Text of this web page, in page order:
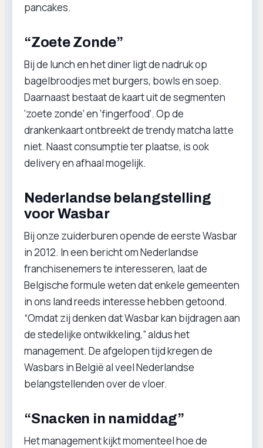
pancakes.
“Zoete Zonde”
Bij de lunch en het diner ligt de nadruk op
bagelbroodjes met burgers, bowls en soep.
Daarnaast bestaat de kaart uit de segmenten
‘zoete zonde’ en ‘fingerfood’. Op de
drankenkaart ontbreekt de trendy matcha latte
niet. Naast consumptie ter plaatse, is ook
delivery en afhaal mogelijk.
Nederlandse belangstelling
voor Wasbar
Bij onze zuiderburen opende de eerste Wasbar
in 2012. In een bericht om Nederlandse
franchisenemers te interesseren, laat de
Belgische formule weten dat enkele gemeenten
in ons land reeds interesse hebben getoond.
“Omdat zij denken dat Wasbar kan bijdragen aan
de stedelijke ontwikkeling,” aldus het
management. De afgelopen tijd kregen de
Wasbars in België al veel Nederlandse
belangstellenden over de vloer.
“Snacken in namiddag”
Het management kijkt momenteel hoe de